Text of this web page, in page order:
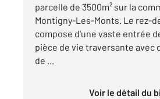
parcelle de 3500m² sur la
Montigny-Les-Monts. Le rez-
compose d'une vaste entrée
pièce de vie traversante avec
de ...
Voir le détail du